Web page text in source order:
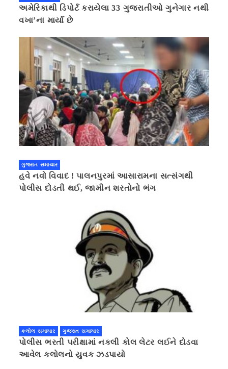
અમેરિકાથી ડિપોર્ટ કરાયેલા 33 ગુજરાતીઓ ગુનેગાર નથી
વખા’ના માર્યા છે
ગુજરાત સમાચાર
હવે નવો વિવાદ ! પાલનપુરમાં આસારામના સત્સંગથી
પોલીસ દોડતી થઈ, જામીન શરતોનો ભંગ
કલોલ સમાચાર ગુજરાત સમાચાર
પોલીસ ભરતી પરીક્ષામાં નકલી કોલ લેટર લઈને દોડવા
આવેલ કલોલનો યુવક ઝડપાયો